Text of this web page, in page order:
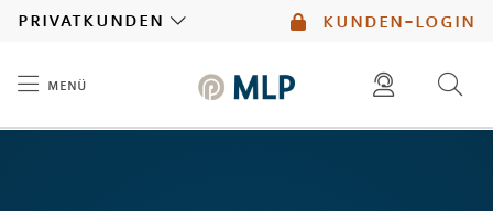
kunden-login
privatkunden
menü